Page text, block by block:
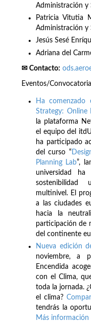
Administración y
Patricia Vitutia
Administración y
Jesús Sesé
Adriana del
✉ Contacto:
Eventos/
Ha comenzado
Strategy: Online
la plataforma
el equipo del
ha participado
del curso “
Planning Lab”,
universidad
sostenibilidad
multinivel. El
a las ciudades
hacia la
participación de
del continente
Nueva edición
noviembre, a
Encendida
con el Clima,
toda la jornada.
el clima?
tendrás la
Más información